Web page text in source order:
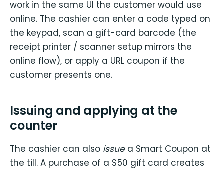
work in the same UI the customer would use
online. The cashier can enter a code typed on
the keypad, scan a gift-card barcode (the
receipt printer / scanner setup mirrors the
online flow), or apply a URL coupon if the
customer presents one.
Issuing and applying at the
counter
The cashier can also issuea Smart Coupon at
the till. A purchase of a $50 gift card creates